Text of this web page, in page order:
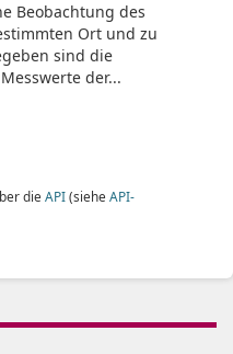
Beobachtung des
Ort und zu
sind die
der...
die API(siehe API-